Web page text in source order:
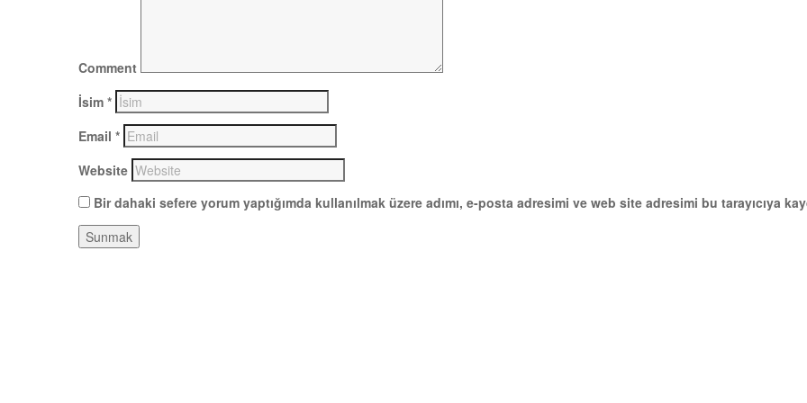
Comment
İsim *
Email *
Website
Bir dahaki sefere yorum yaptığımda kullanılmak üzere adımı, e-posta adresimi ve web site adresimi bu tarayıcıya